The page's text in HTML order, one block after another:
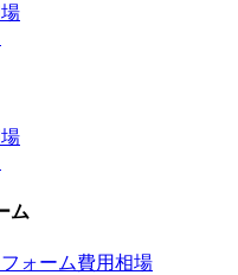
ム
ォーム費用相場